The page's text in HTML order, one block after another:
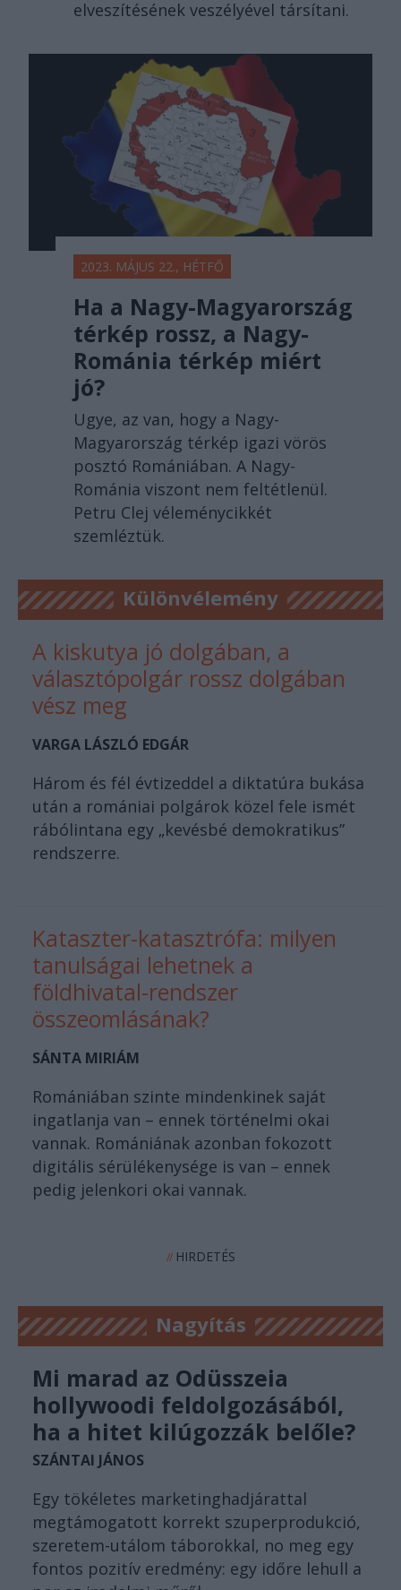
elveszítésének veszélyével társítani.
2023. MÁJUS 22., HÉTFŐ
Ha a Nagy-Magyarország
térkép rossz, a Nagy-
Románia térkép miért
jó?
Ugye, az van, hogy a Nagy-
Magyarország térkép igazi vörös
posztó Romániában. A Nagy-
Románia viszont nem feltétlenül.
Petru Clej véleménycikkét
szemléztük.
Különvélemény
A kiskutya jó dolgában, a
választópolgár rossz dolgában
vész meg
VARGA LÁSZLÓ EDGÁR
Három és fél évtizeddel a diktatúra bukása
után a romániai polgárok közel fele ismét
rábólintana egy „kevésbé demokratikus”
rendszerre.
Kataszter-katasztrófa: milyen
tanulságai lehetnek a
földhivatal-rendszer
összeomlásának?
SÁNTA MIRIÁM
Romániában szinte mindenkinek saját
ingatlanja van – ennek történelmi okai
vannak. Romániának azonban fokozott
digitális sérülékenysége is van – ennek
pedig jelenkori okai vannak.
//HIRDETÉS
Nagyítás
Mi marad az Odüsszeia
hollywoodi feldolgozásából,
ha a hitet kilúgozzák belőle?
SZÁNTAI JÁNOS
Egy tökéletes marketinghadjárattal
megtámogatott korrekt szuperprodukció,
szeretem-utálom táborokkal, no meg egy
fontos pozitív eredmény: egy időre lehull a